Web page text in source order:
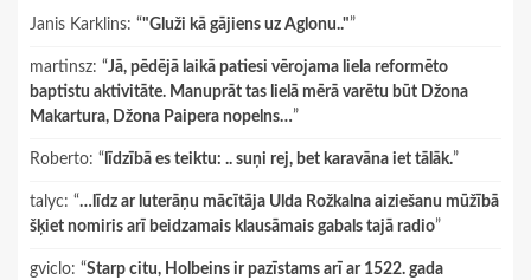
Janis Karklins: “"Gluži kā gājiens uz Aglonu.."”
martinsz: “Jā, pēdējā laikā patiesi vērojama liela reformēto
baptistu aktivitāte. Manuprāt tas lielā mērā varētu būt Džona
Makartura, Džona Paipera nopelns…”
Roberto: “ līdzībā es teiktu: .. suņi rej, bet karavāna iet tālāk.”
talyc: “…līdz ar luterāņu mācītāja Ulda Rožkalna aiziešanu mūžībā
šķiet nomiris arī beidzamais klausāmais gabals tajā radio”
gviclo: “Starp citu, Holbeins ir pazīstams arī ar 1522. gada